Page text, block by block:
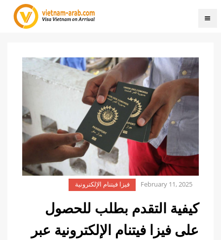
February 11, 2025 فيزا فيتنام الإلكترونية
كيفية التقدم بطلب للحصول
على فيزا فيتنام الإلكترونية عبر